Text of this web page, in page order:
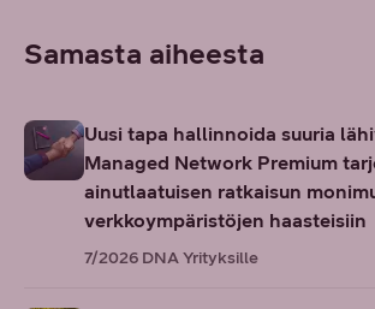
Samasta aiheesta
Uusi tapa hallinnoida suuria
Managed Network Premium
ainutlaatuisen ratkaisun
verkkoympäristöjen haasteisiin
7/2026 DNA Yrityksille